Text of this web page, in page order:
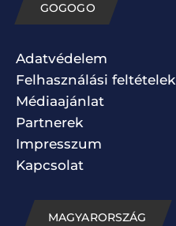
GOGOGO
Adatvédelem
Felhasználási feltételek
Médiaajánlat
Partnerek
Impresszum
Kapcsolat
MAGYARORSZÁG